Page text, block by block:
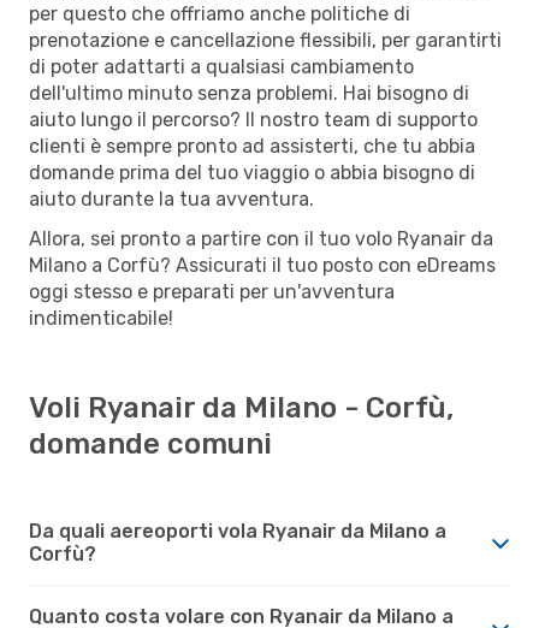
per questo che offriamo anche politiche di
prenotazione e cancellazione flessibili, per garantirti
di poter adattarti a qualsiasi cambiamento
dell'ultimo minuto senza problemi. Hai bisogno di
aiuto lungo il percorso? Il nostro team di supporto
clienti è sempre pronto ad assisterti, che tu abbia
domande prima del tuo viaggio o abbia bisogno di
aiuto durante la tua avventura.
Allora, sei pronto a partire con il tuo volo Ryanair da
Milano a Corfù? Assicurati il tuo posto con eDreams
oggi stesso e preparati per un'avventura
indimenticabile!
Voli Ryanair da Milano - Corfù,
domande comuni
Da quali aereoporti vola Ryanair da Milano a
Corfù?
Quanto costa volare con Ryanair da Milano a